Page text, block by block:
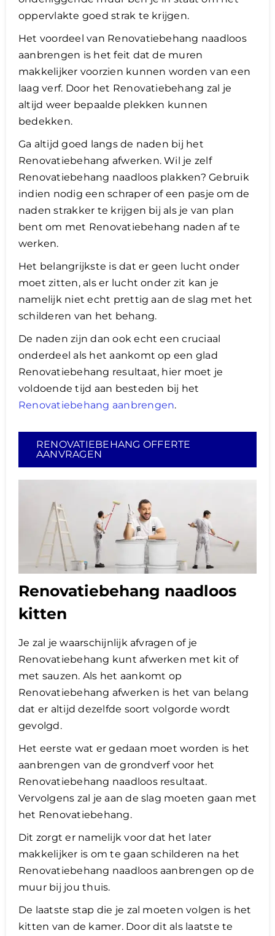
oppervlakte goed strak te krijgen.
Het voordeel van Renovatiebehang naadloos
aanbrengen is het feit dat de muren
makkelijker voorzien kunnen worden van een
laag verf. Door het Renovatiebehang zal je
altijd weer bepaalde plekken kunnen
bedekken.
Ga altijd goed langs de naden bij het
Renovatiebehang afwerken. Wil je zelf
Renovatiebehang naadloos plakken? Gebruik
indien nodig een schraper of een pasje om de
naden strakker te krijgen bij als je van plan
bent om met Renovatiebehang naden af te
werken.
​Het belangrijkste is dat er geen lucht onder
moet zitten, als er lucht onder zit kan je
namelijk niet echt prettig aan de slag met het
schilderen van het behang.
De naden zijn dan ook echt een cruciaal
onderdeel als het aankomt op een glad
Renovatiebehang resultaat, hier moet je
voldoende tijd aan besteden bij het
Renovatiebehang aanbrengen.
RENOVATIEBEHANG OFFERTE
AANVRAGEN
Renovatiebehang naadloos
kitten
Je zal je waarschijnlijk afvragen of je
Renovatiebehang kunt afwerken met kit of
met sauzen. Als het aankomt op
Renovatiebehang afwerken is het van belang
dat er altijd dezelfde soort volgorde wordt
gevolgd.
Het eerste wat er gedaan moet worden is het
aanbrengen van de grondverf voor het
Renovatiebehang naadloos resultaat.
Vervolgens zal je aan de slag moeten gaan met
het Renovatiebehang.
Dit zorgt er namelijk voor dat het later
makkelijker is om te gaan schilderen na het
Renovatiebehang naadloos aanbrengen op de
muur bij jou thuis.
De laatste stap die je zal moeten volgen is het
kitten van de kamer. Door dit als laatste te